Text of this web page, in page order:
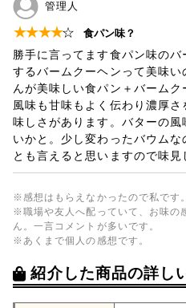
管理人
★★★★☆ 食パン味？
勝手に言ってます食パン味の
するバームクーヘンって美味
んが美味しい食パン＋バーム
風味も甘味もよく伝わり濃厚
味しさがあります。バターの
いかと。少し変わったバウム
とも言えると思いますので味見
※感想はもらえなかったので私です
※職場や友人へ配っていて、お味の
ん。一言コメントが多いです。
※あくまで個人の感想です。
紹介した商品の詳し